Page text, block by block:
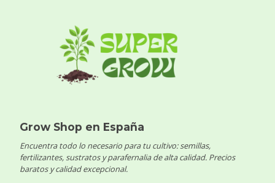
Grow Shop en España
Encuentra todo lo necesario para tu cultivo: semillas,
fertilizantes, sustratos y parafernalia de alta calidad. Precios
baratos y calidad excepcional.